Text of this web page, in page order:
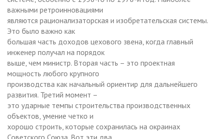
важными ретроинновациями
являются рационализаторская и изобретательская системы.
Это было важно как
большая часть доходов цехового звена, когда главный
инженер получал на порядок
выше, чем министр. Вторая часть – это проектная
мощность любого крупного
производства как начальный ориентир для дальнейшего
развития. Третий момент –
это ударные темпы строительства производственных
объектов, умение четко и
хорошо строить, которые сохранилась на окраинах
Советского Союза. Вот эти два